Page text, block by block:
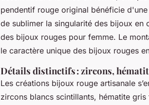
pendentif rouge original bénéficie
de sublimer la singularité des bijoux
des bijoux rouges pour femme. Le
le caractère unique des bijoux rouges
Détails distinctifs : zircons,
Les créations bijoux rouge artisanale
zircons blancs scintillants, hématite